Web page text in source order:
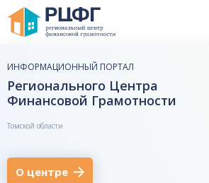
ИНФОРМАЦИОННЫЙ ПОРТАЛ
Регионального Центра
Финансовой Грамотности
Томской области
О центре